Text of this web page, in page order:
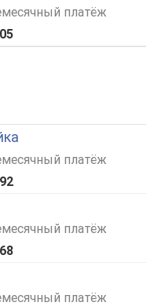
платёж
платёж
платёж
платёж